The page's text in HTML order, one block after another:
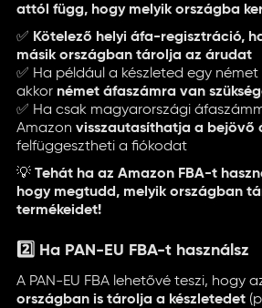
attól függ, hogy melyik országba
✅ Kötelező helyi áfa-regisztráció,
másik országban tárolja az árudat
✅ Ha például a készleted egy
akkor német áfaszámra van
✅ Ha csak magyarországi
Amazon visszautasíthatja a bejövő
felfüggesztheti a fiókodat
💡 Tehát ha az Amazon FBA-t
hogy megtudd, melyik országban
termékeidet!
2️⃣ Ha PAN-EU FBA-t használsz
A PAN-EU FBA lehetővé teszi, hogy
országban is tárolja a készletedet